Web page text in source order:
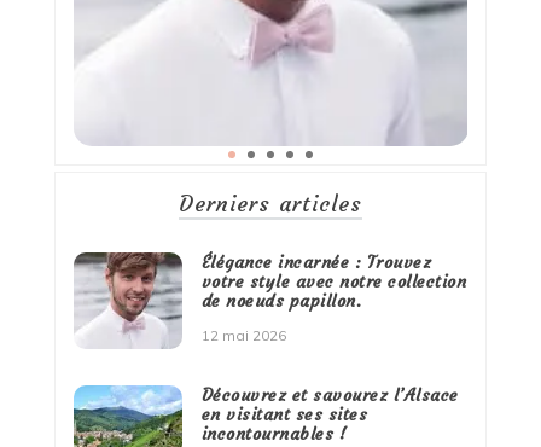
Derniers articles
Élégance incarnée : Trouvez
votre style avec notre collection
de noeuds papillon.
12 mai 2026
Découvrez et savourez l’Alsace
en visitant ses sites
incontournables !